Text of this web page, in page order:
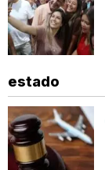
estado